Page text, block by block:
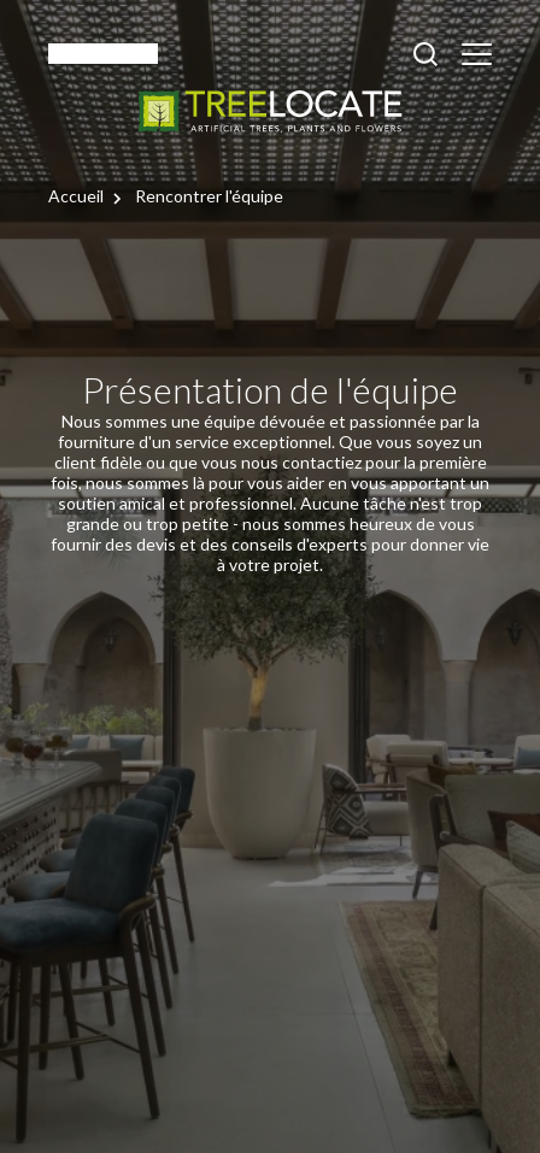
Accueil Rencontrer l'équipe
Présentation de l'équipe
Nous sommes une équipe dévouée et passionnée par la
fourniture d'un service exceptionnel. Que vous soyez un
client fidèle ou que vous nous contactiez pour la première
fois, nous sommes là pour vous aider en vous apportant un
soutien amical et professionnel. Aucune tâche n'est trop
grande ou trop petite - nous sommes heureux de vous
fournir des devis et des conseils d'experts pour donner vie
à votre projet.